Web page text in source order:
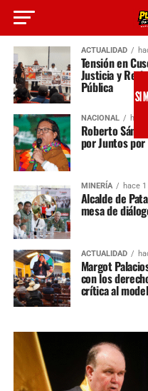
ACTUALIDAD
Tensión en
Justicia y
Pública
NACIONAL
Roberto
por Juntos
MINERÍA hace
Alcalde de
mesa de
ACTUALIDAD
Margot
con los
crítica al